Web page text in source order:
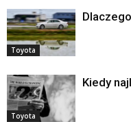
Toyota
Toyota
Kiedy